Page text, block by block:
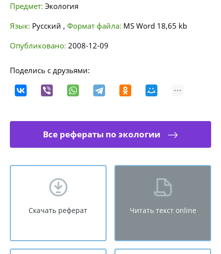
Предмет: Экология
Язык: Русский , Формат файла: MS Word 18,65 kb
Опубликовано: 2008-12-09
Поделись с друзьями:
Все рефераты по экологии
Скачать реферат Читать текст online